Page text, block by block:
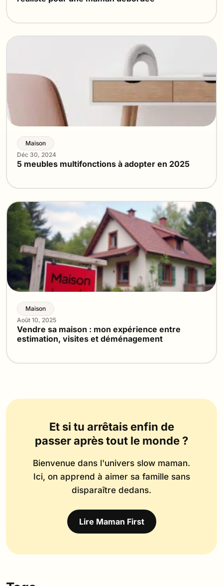
Maison
Déc 30, 2024
5 meubles multifonctions à adopter en 2025
Maison
Août 10, 2025
Vendre sa maison : mon expérience entre
estimation, visites et déménagement
Et si tu arrêtais enfin de
passer après tout le monde ?
Bienvenue dans l'univers slow maman.
Ici, on apprend à aimer sa famille sans
disparaître dedans.
Lire Maman First